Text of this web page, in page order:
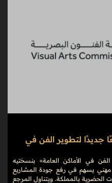
جديدًا لتطوير الفن في
في الأماكن العامة» بنسختيه
يسهم في رفع جودة المشاريع
الحضرية بالمملكة. ويتناول المرجع